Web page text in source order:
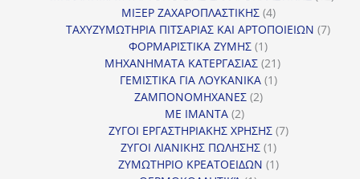
ΜΙΞΕΡ ΖΑΧΑΡΟΠΛΑΣΤΙΚΗΣ 44
προϊόντα
ΤΑΧΥΖΥΜΩΤΗΡΙΑ ΠΙΤΣΑΡΙΑΣ ΚΑΙ ΑΡΤΟΠΟΙΕΙΩΝ 77
ΦΟΡΜΑΡΙΣΤΙΚΑ ΖΥΜΗΣ 11
προϊόν
ΜΗΧΑΝΗΜΑΤΑ ΚΑΤΕΡΓΑΣΙΑΣ 2121
προϊόντα
ΓΕΜΙΣΤΙΚΑ ΓΙΑ ΛΟΥΚΑΝΙΚΑ 11
ΖΑΜΠΟΝΟΜΗΧΑΝΕΣ 22
ΜΕ ΙΜΑΝΤΑ 22
προϊόντα
ΖΥΓΟΙ ΕΡΓΑΣΤΗΡΙΑΚΗΣ ΧΡΗΣΗΣ 77
ΖΥΓΟΙ ΛΙΑΝΙΚΗΣ ΠΩΛΗΣΗΣ 11
προϊόν
ΖΥΜΩΤΗΡΙΟ ΚΡΕΑΤΟΕΙΔΩΝ 11